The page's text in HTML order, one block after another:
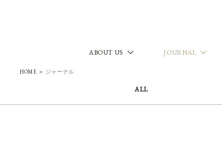
ABOUT US JOURNAL
HOME ＞ ジャーナル
ALL